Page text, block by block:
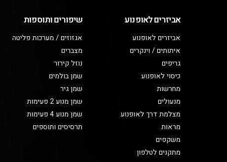
אביזרים לאופנוע
אביזרים לאופנוע
איתותים / וינקרים
גריפים
כיסוי לאופנוע
מחרשות
מנעולים
מצלמת דרך לאופנוע
מראות
משקפים
מתקנים לטלפון
שיפורים ותוספות
אגזוזים / מערכות פליטה
מצברים
נוזל קירור
שמן בולמים
שמן גיר
שמן מנוע 2 פעימות
שמן מנוע 4 פעימות
תרסיסים ותוספים